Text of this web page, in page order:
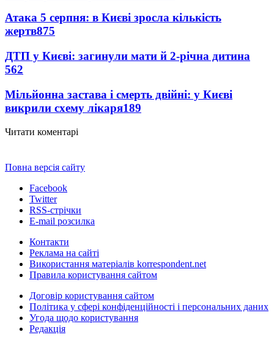
Атака 5 серпня: в Києві зросла кількість
жертв875
ДТП у Києві: загинули мати й 2-річна дитина
562
Мільйонна застава і смерть двійні: у Києві
викрили схему лікаря189
Читати коментарі
Повна версія сайту
Facebook
Twitter
RSS-стрічки
E-mail розсилка
Контакти
Реклама на сайті
Використання матеріалів korrespondent.net
Правила користування сайтом
Договір користування сайтом
Політика у сфері конфіденційності і персональних даних
Угода щодо користування
Редакція